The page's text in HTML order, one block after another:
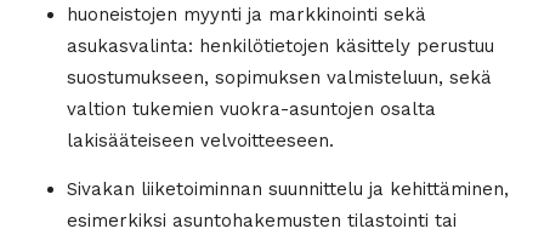
huoneistojen myynti ja markkinointi sekä
asukasvalinta: henkilötietojen käsittely perustuu
suostumukseen, sopimuksen valmisteluun, sekä
valtion tukemien vuokra-asuntojen osalta
lakisääteiseen velvoitteeseen.
Sivakan liiketoiminnan suunnittelu ja kehittäminen,
esimerkiksi asuntohakemusten tilastointi tai